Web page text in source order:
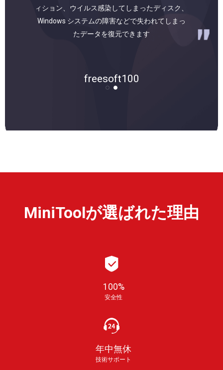
の「ごみ箱」から削除してしまったファイル/フ
ォルダを復元できるほか、削除された/破損した
パーティション内からデータを取り出すこともで
MiniToolが選ばれた理由
100%
安全性
年中無休
技術サポート